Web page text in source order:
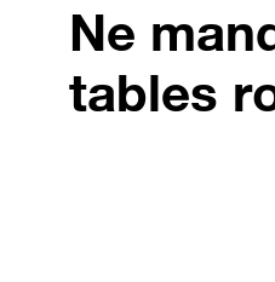
Ne
tables